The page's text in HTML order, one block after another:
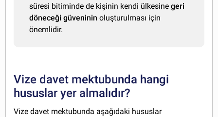
süresi bitiminde de kişinin kendi ülkesinegeri
döneceği güveninin oluşturulması için
önemlidir.
Vize davet mektubunda hangi
hususlar yer almalıdır?
Vize davet mektubunda aşağıdaki hususlar